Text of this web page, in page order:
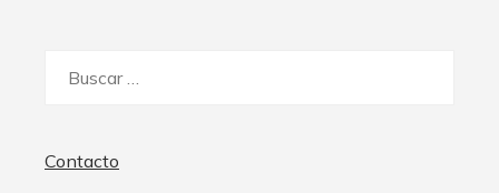
Contacto